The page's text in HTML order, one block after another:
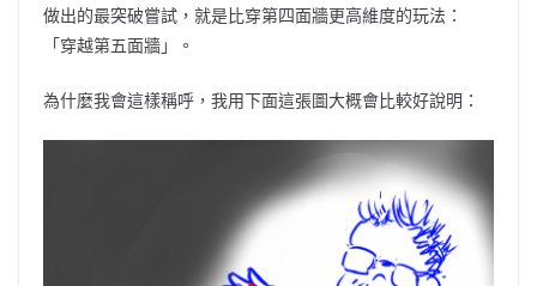
做出的最突破嘗試，就是比穿第四面牆更高維度的玩法：
「穿越第五面牆」。
為什麼我會這樣稱呼，我用下面這張圖大概會比較好說明：